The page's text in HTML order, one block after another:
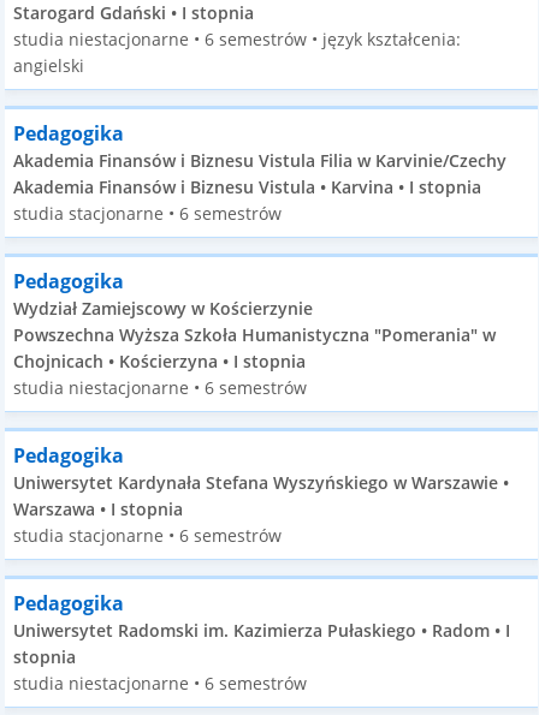
Starogard Gdański • I stopnia
studia niestacjonarne • 6 semestrów • język kształcenia:
angielski
Pedagogika
Akademia Finansów i Biznesu Vistula Filia w Karvinie/Czechy
Akademia Finansów i Biznesu Vistula • Karvina • I stopnia
studia stacjonarne • 6 semestrów
Pedagogika
Wydział Zamiejscowy w Kościerzynie
Powszechna Wyższa Szkoła Humanistyczna "Pomerania" w
Chojnicach • Kościerzyna • I stopnia
studia niestacjonarne • 6 semestrów
Pedagogika
Uniwersytet Kardynała Stefana Wyszyńskiego w Warszawie •
Warszawa • I stopnia
studia stacjonarne • 6 semestrów
Pedagogika
Uniwersytet Radomski im. Kazimierza Pułaskiego • Radom • I
stopnia
studia niestacjonarne • 6 semestrów